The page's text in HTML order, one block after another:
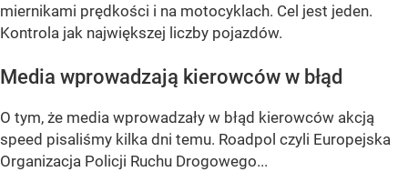
miernikami prędkości i na motocyklach. Cel jest jeden.
Kontrola jak największej liczby pojazdów.
Media wprowadzają kierowców w błąd
O tym, że media wprowadzały w błąd kierowców akcją
speed pisaliśmy kilka dni temu. Roadpol czyli Europejska
Organizacja Policji Ruchu Drogowego...